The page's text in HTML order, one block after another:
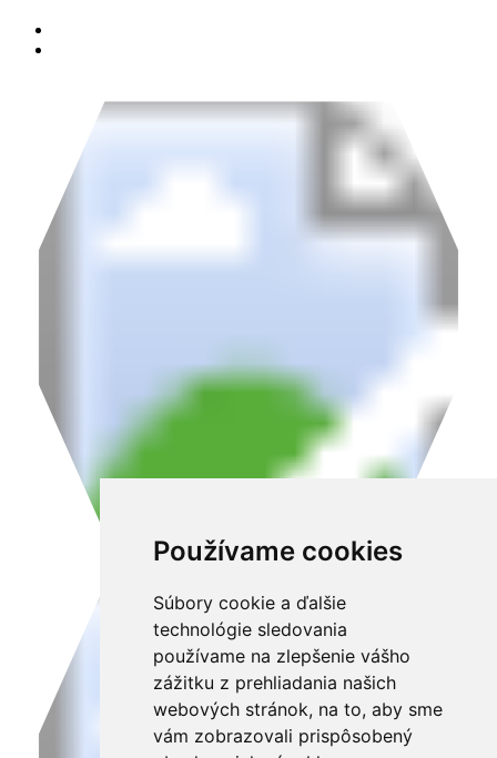
Používame cookies
Súbory cookie a ďalšie
technológie sledovania
používame na zlepšenie vášho
zážitku z prehliadania našich
webových stránok, na to, aby sme
vám zobrazovali prispôsobený